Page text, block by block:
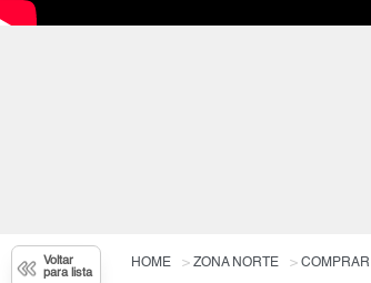
Voltar
para lista
HOME ZONA NORTE COMPRAR